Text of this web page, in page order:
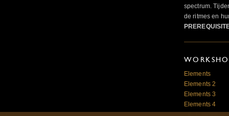
spectrum.
de ritmes en
Elements
Elements 2
Elements 3
Elements 4